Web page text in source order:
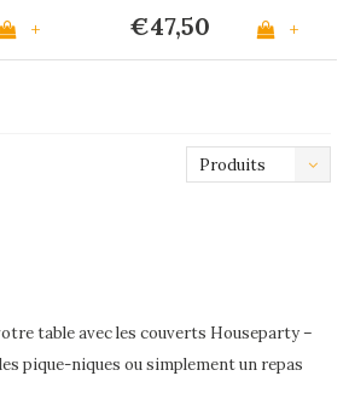
+ €47,50 +
Produits
table avec les couverts Houseparty –
pique-niques ou simplement un repas